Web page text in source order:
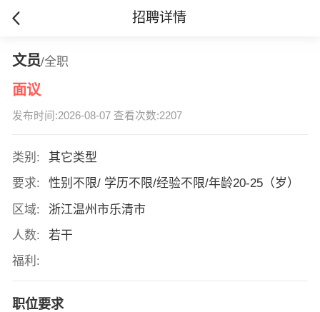
招聘详情
文员/全职
面议
发布时间:2026-08-07 查看次数:2207
类别:
其它类型
要求:
性别不限/ 学历不限/经验不限/年龄20-25（岁）
区域:
浙江温州市乐清市
人数:
若干
福利:
职位要求